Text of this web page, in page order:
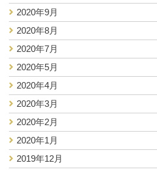
2020年9月
2020年8月
2020年7月
2020年5月
2020年4月
2020年3月
2020年2月
2020年1月
2019年12月